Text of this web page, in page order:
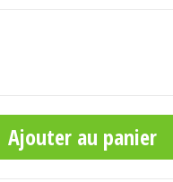
Ajouter au panier